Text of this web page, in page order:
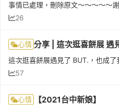
事情已處理，刪除原文～～～～～謝
26
心情 分享 | 這次逛喜餅展 遇
57
心情 【2021台中新娘】